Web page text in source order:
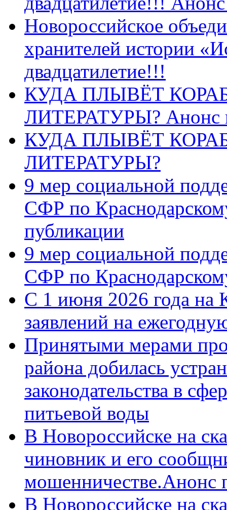
Новороссийское
хранителей истории
двадцатилетие!!!
КУДА ПЛЫВЁТ
ЛИТЕРАТУРЫ? Анонс
КУДА ПЛЫВЁТ
ЛИТЕРАТУРЫ?
9 мер социальной
СФР по
публикации
9 мер социальной
СФР по
С 1 июня 2026 года на
заявлений на
Принятыми мерами
района добилась
законодательства в
питьевой воды
В Новороссийске на
чиновник и его
мошенничестве.Анонс
В Новороссийске на